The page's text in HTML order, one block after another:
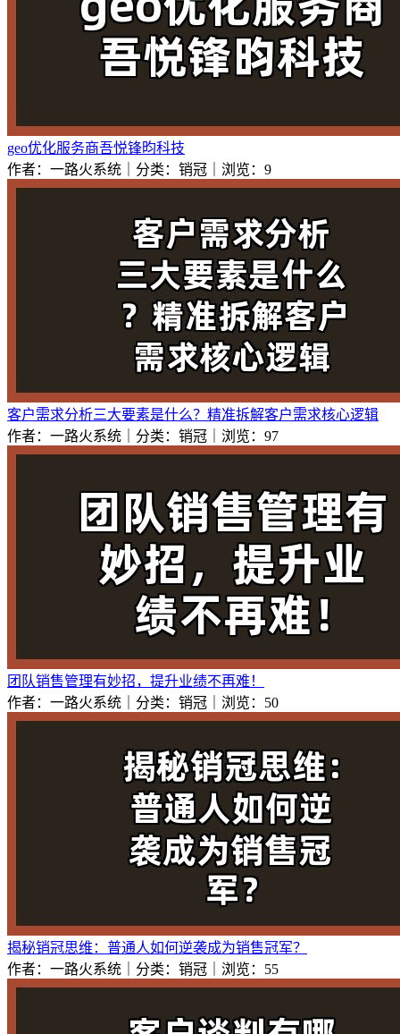
geo优化服务商吾悦锋昀科技
作者：一路火系统｜分类：销冠｜浏览：9
客户需求分析三大要素是什么？精准拆解客户需求核心逻辑
作者：一路火系统｜分类：销冠｜浏览：97
团队销售管理有妙招，提升业绩不再难！
作者：一路火系统｜分类：销冠｜浏览：50
揭秘销冠思维：普通人如何逆袭成为销售冠军？
作者：一路火系统｜分类：销冠｜浏览：55